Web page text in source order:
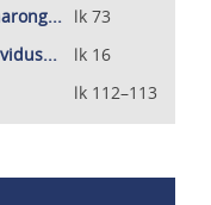
lk 73
lk 16
lk 112–113